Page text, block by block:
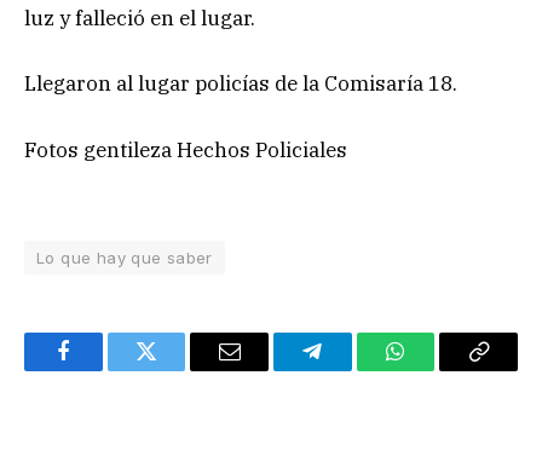
luz y falleció en el lugar.
Llegaron al lugar policías de la Comisaría 18.
Fotos gentileza Hechos Policiales
Lo que hay que saber
FacebookTwitter Email TelegramWhatsAppCopy